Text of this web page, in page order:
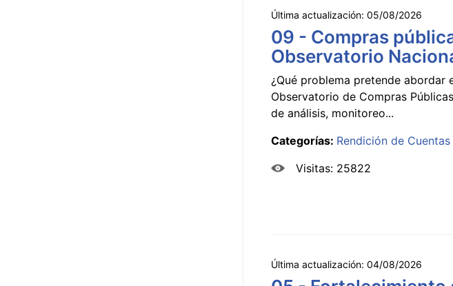
Última actualización: 05/08/2026
09 - Compras
Observatorio
¿Qué problema pretende abordar
Observatorio de Compras
de análisis, monitoreo...
Categorías: Rendición de Cuentas
Visitas: 25822
Última actualización: 04/08/2026